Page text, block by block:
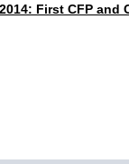
First CFP and